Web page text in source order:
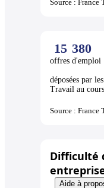
Source : France
15 380
offres d'emploi
déposées par
Travail au
Source : France
Difficulté
Aide à